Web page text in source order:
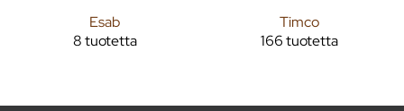
Esab
8 tuotetta
Timco
166 tuotetta